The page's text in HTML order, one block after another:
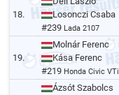
18.
Losonczi Csaba
#239 Lada 2107
19.
Molnár Ferenc
Kása Ferenc
#219 Honda Civic VTi
Ázsót Szabolcs